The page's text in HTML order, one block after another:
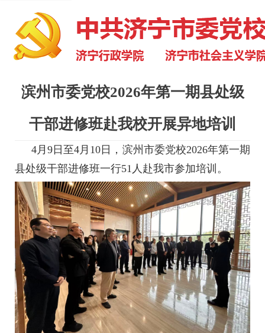
滨州市委党校2026年第一期县处级
干部进修班赴我校开展异地培训
4月9日至4月10日，滨州市委党校2026年第一期
县处级干部进修班一行51人赴我市参加培训。